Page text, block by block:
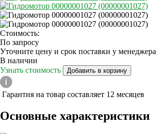
Стоимость:
По запросу
Уточните цену и срок поставки у менеджера
В наличии
Узнать стоимость
Добавить в корзину
Гарантия на товар составляет 12 месяцев
Основные характеристики